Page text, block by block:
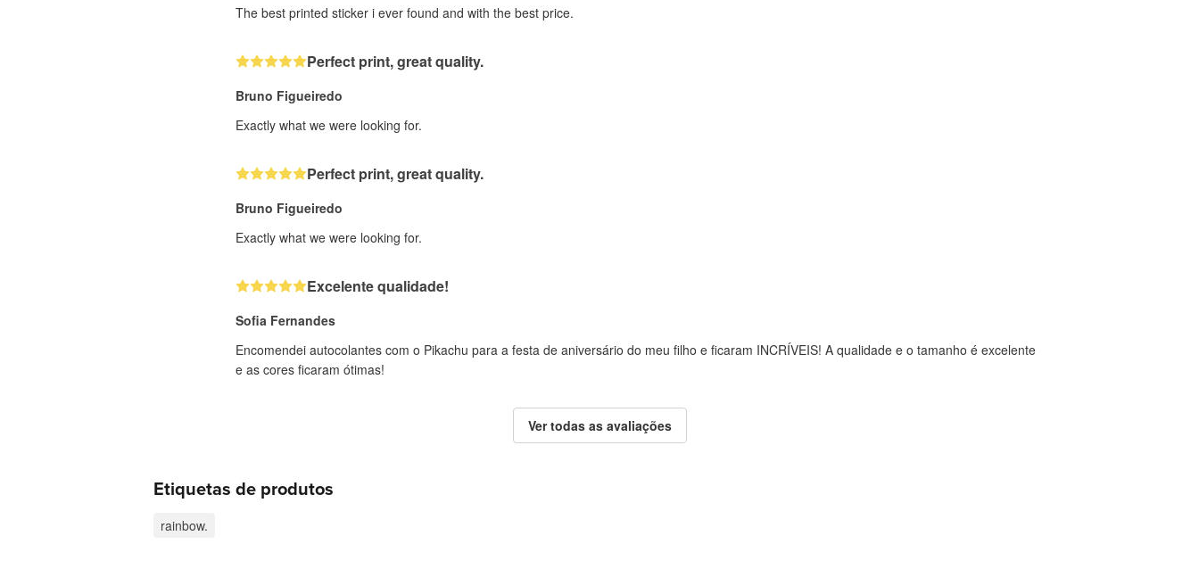
The best printed sticker i ever found and with the best price.
Perfect print, great quality.
Bruno Figueiredo
Exactly what we were looking for.
Perfect print, great quality.
Bruno Figueiredo
Exactly what we were looking for.
Excelente qualidade!
Sofia Fernandes
Encomendei autocolantes com o Pikachu para a festa de aniversário do meu filho e ficaram INCRÍVEIS! A qualidade e o tamanho é excelente
e as cores ficaram ótimas!
Ver todas as avaliações
Etiquetas de produtos
rainbow.